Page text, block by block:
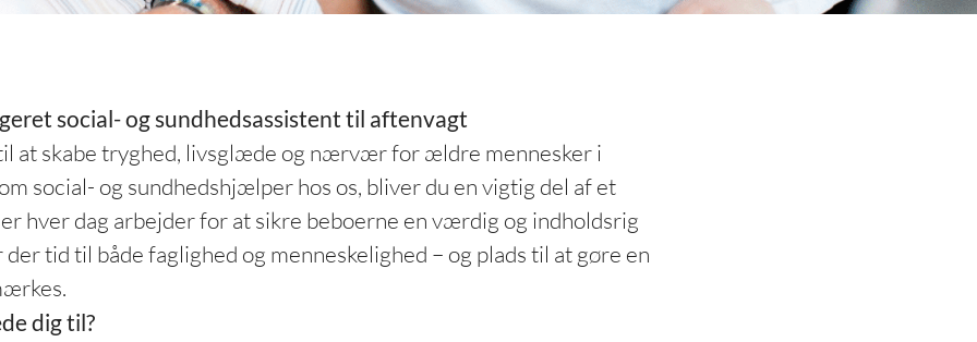
social- og sundhedsassistent til aftenvagt
at skabe tryghed, livsglæde og nærvær for ældre mennesker i
social- og sundhedshjælper hos os, bliver du en vigtig del af et
hver dag arbejder for at sikre beboerne en værdig og indholdsrig
tid til både faglighed og menneskelighed – og plads til at gøre en
dig til?